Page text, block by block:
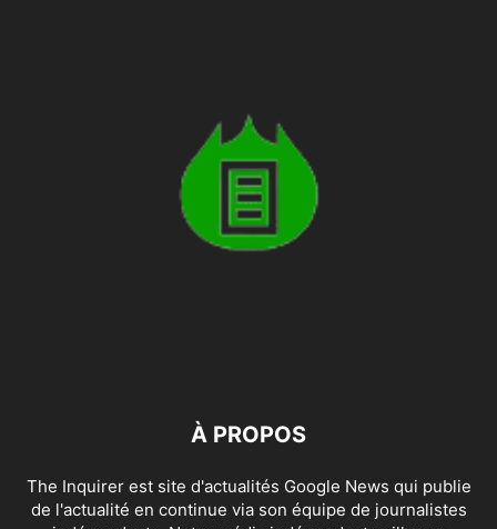
À PROPOS
The Inquirer est site d'actualités Google News qui publie
de l'actualité en continue via son équipe de journalistes